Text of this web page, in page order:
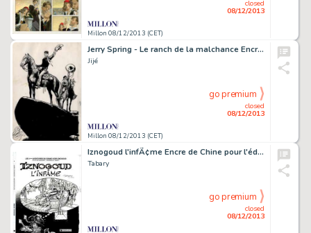
Millon 08/12/2013 (CET)
closed
08/12/2013
Jerry Spring - Le ranch de la malchance Encre de Chine pour le 4e
Jijé
Millon 08/12/2013 (CET)
closed
08/12/2013
go premium
Iznogoud l'infÃ¢me Encre de Chine pour l'édition de 1994 du 4e album
Tabary
closed
08/12/2013
go premium